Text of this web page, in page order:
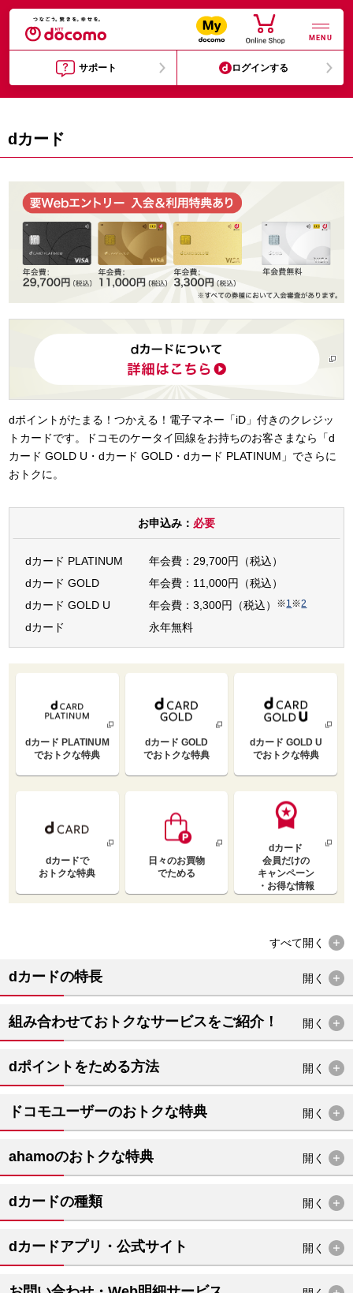
MENU
サポート ログインする
dカード
dポイントがたまる！つかえる！電子マネー「iD」付きのクレジッ
トカードです。ドコモのケータイ回線をお持ちのお客さまなら「d
カード GOLD U・dカード GOLD・dカード PLATINUM」でさらに
おトクに。
お申込み： 必要
dカード PLATINUM
年会費：29,700円（税込）
dカード GOLD
年会費：11,000円（税込）
dカード GOLD U
年会費：3,300円（税込） ※1※2
dカード 永年無料
dカード PLATINUM
でおトクな特典
dカード GOLD
でおトクな特典
dカード GOLD U
でおトクな特典
dカードで
おトクな特典
日々のお買物
でためる
dカード
会員だけの
キャンペーン
・お得な情報
すべて開く
dカードの特長 開く
組み合わせておトクなサービスをご紹介！ 開く
dポイントをためる方法 開く
ドコモユーザーのおトクな特典 開く
ahamoのおトクな特典 開く
dカードの種類 開く
dカードアプリ・公式サイト 開く